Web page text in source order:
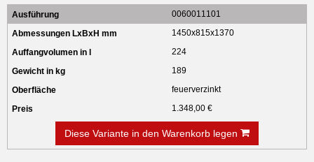
0060011101
1450x815x1370
224
189
feuerverzinkt
1.348,00 €
Diese Variante in den Warenkorb legen